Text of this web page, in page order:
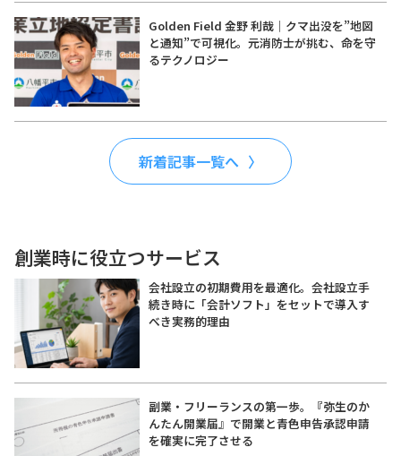
Golden Field 金野 利哉｜クマ出没を”地図
と通知”で可視化。元消防士が挑む、命を守
るテクノロジー
新着記事一覧へ
創業時に役立つサービス
会社設立の初期費用を最適化。会社設立手
続き時に「会計ソフト」をセットで導入す
べき実務的理由
副業・フリーランスの第一歩。『弥生のか
んたん開業届』で開業と青色申告承認申請
を確実に完了させる